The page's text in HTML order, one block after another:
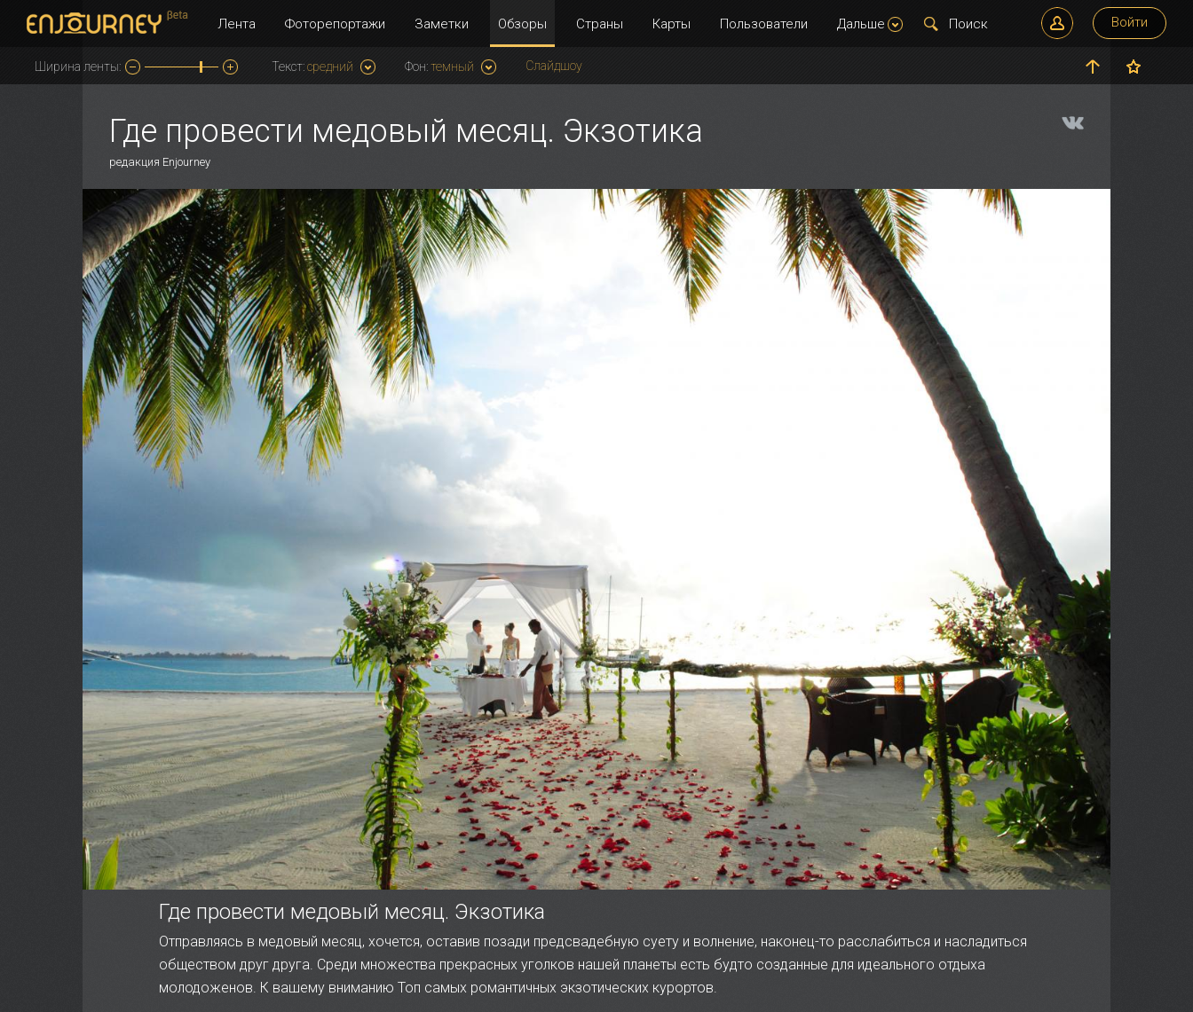
Войти
Лента Фоторепортажи Заметки Обзоры Страны Карты Пользователи Дальше
Ширина ленты: Текст:средний Фон:темный Слайдшоу
Где провести медовый месяц. Экзотика
редакция Enjourney
Где провести медовый месяц. Экзотика
Отправляясь в медовый месяц, хочется, оставив позади предсвадебную суету и волнение, наконец-то расслабиться и насладиться
обществом друг друга. Среди множества прекрасных уголков нашей планеты есть будто созданные для идеального отдыха
молодоженов. К вашему вниманию Топ самых романтичных экзотических курортов.